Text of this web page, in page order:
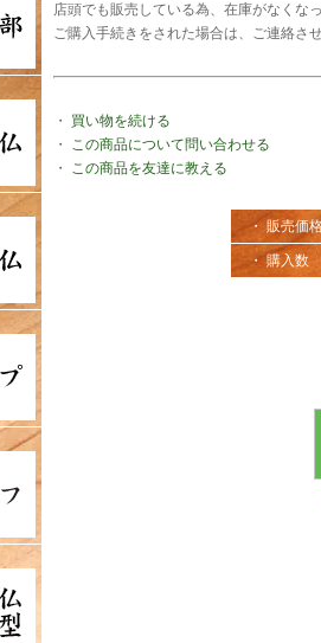
店頭でも販売している為、在庫がなくなっ
ご購入手続きをされた場合は、ご連絡さ
・ 買い物を続ける
・ この商品について問い合わせる
・ この商品を友達に教える
・ 販売価
・ 購入数